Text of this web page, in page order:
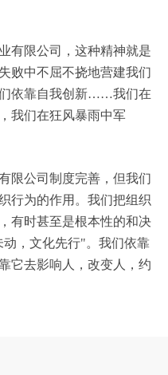
有限公司，这种精神就是
败中不屈不挠地营建我们
依靠自我创新……我们在
我们在狂风暴雨中军
限公司制度完善，但我们
行为的作用。我们把组织
有时甚至是根本性的和决
，文化先行"。我们依靠
它去影响人，改变人，约